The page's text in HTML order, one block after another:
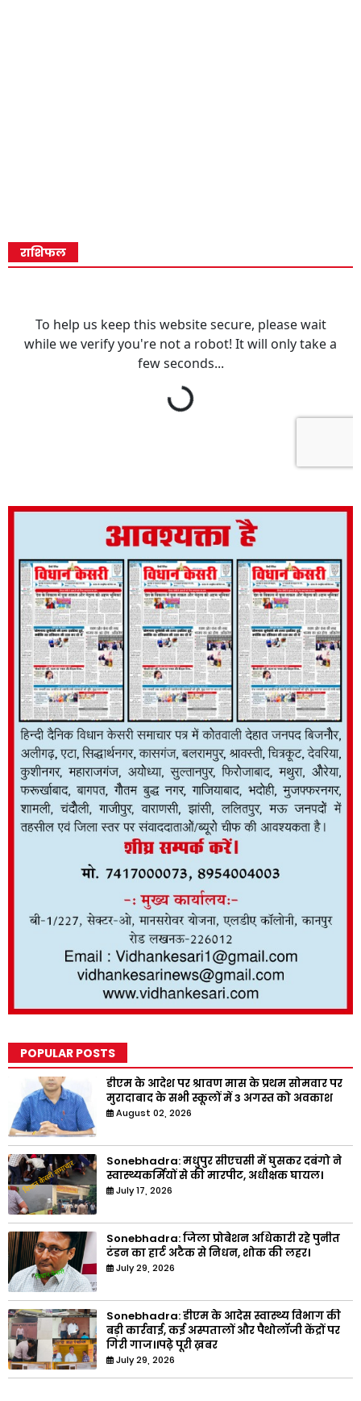
राशिफल
POPULAR POSTS
डीएम के आदेश पर श्रावण मास के प्रथम सोमवार पर
मुरादाबाद के सभी स्कूलों में 3 अगस्त को अवकाश
August 02, 2026
Sonebhadra: मधुपुर सीएचसी में घुसकर दबंगो ने
स्वास्थ्यकर्मियों से की मारपीट, अधीक्षक घायल।
July 17, 2026
Sonebhadra: जिला प्रोबेशन अधिकारी रहे पुनीत
टंडन का हार्ट अटैक से निधन, शोक की लहर।
July 29, 2026
Sonebhadra: डीएम के आदेस स्वास्थ्य विभाग की
बड़ी कार्रवाई, कई अस्पतालों और पैथोलॉजी केंद्रों पर
गिरी गाज।।पढ़े पूरी ख़बर
July 29, 2026